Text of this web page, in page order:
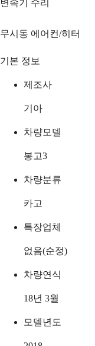
변속기 수리
무시동 에어컨/히터
기본 정보
제조사
기아
차량모델
봉고3
차량분류
카고
특장업체
없음(순정)
차량연식
18년 3월
모델년도